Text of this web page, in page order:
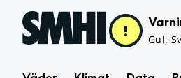
Hoppa till sidans innehåll
Gul,